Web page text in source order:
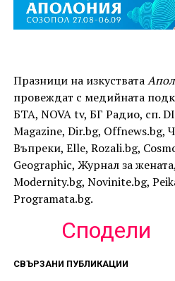
Празници на изкуствата
провеждат с медийната
БТА, NOVA tv, БГ Радио, сп.
Magazine, Dir.bg, Offnews.bg,
Въпреки, Elle, Rozali.bg,
Geographic, Журнал за
Modernity.bg, Novinite.bg,
Programata.bg.
Сподели
СВЪРЗАНИ ПУБЛИКАЦИИ